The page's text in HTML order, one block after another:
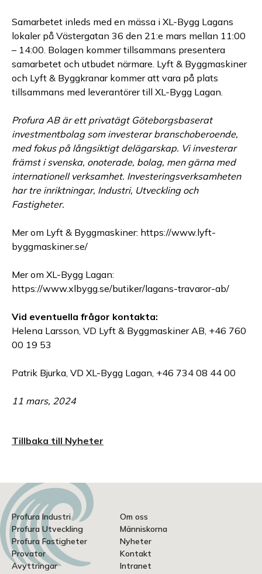
Samarbetet inleds med en mässa i XL-Bygg Lagans
lokaler på Västergatan 36 den 21:e mars mellan 11:00
– 14:00. Bolagen kommer tillsammans presentera
samarbetet och utbudet närmare. Lyft & Byggmaskiner
och Lyft & Byggkranar kommer att vara på plats
tillsammans med leverantörer till XL-Bygg Lagan.
Profura AB är ett privatägt Göteborgsbaserat
investmentbolag som investerar branschoberoende,
med fokus på långsiktigt delägarskap. Vi investerar
främst i svenska, onoterade, bolag, men gärna med
internationell verksamhet. Investeringsverksamheten
har tre inriktningar, Industri, Utveckling och
Fastigheter.
Mer om Lyft & Byggmaskiner: https://www.lyft-
byggmaskiner.se/
Mer om XL-Bygg Lagan:
https://www.xlbygg.se/butiker/lagans-travaror-ab/
Vid eventuella frågor kontakta:
Helena Larsson, VD Lyft & Byggmaskiner AB, +46 760
00 19 53
Patrik Bjurka, VD XL-Bygg Lagan, +46 734 08 44 00
11 mars, 2024
Tillbaka till Nyheter
Profura Industri
Profura Utveckling
Profura Fastigheter
Provator
Avyttringar
Om oss
Människorna
Nyheter
Kontakt
Intranet